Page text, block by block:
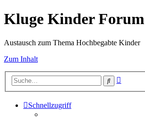
Kluge Kinder Forum
Austausch zum Thema Hochbegabte Kinder
Zum Inhalt
Suche
Schnellzugriff